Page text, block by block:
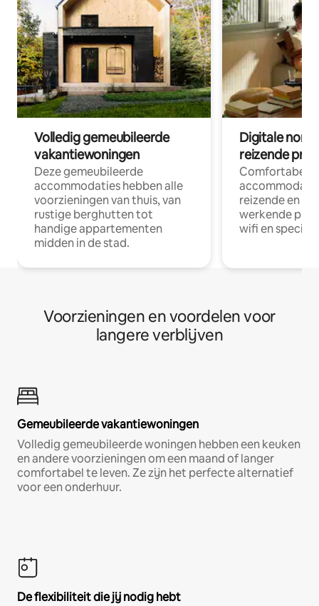
Volledig gemeubileerde
vakantiewoningen
Deze gemeubileerde
accommodaties hebben alle
voorzieningen van thuis, van
rustige berghutten tot
handige appartementen
midden in de stad.
Digitale
reizende
Comfortabele
reizende en
werkende
wifi en
Voorzieningen en voordelen voor
langere verblijven
Gemeubileerde vakantiewoningen
Volledig gemeubileerde woningen hebben een keuken
en andere voorzieningen om een maand of langer
comfortabel te leven. Ze zijn het perfecte alternatief
voor een onderhuur.
De flexibiliteit die jij nodig hebt